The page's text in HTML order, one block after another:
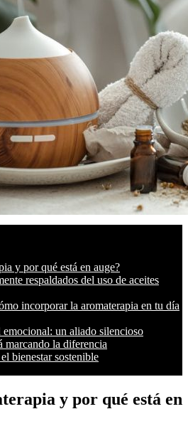
y por qué está en auge?
respaldados del uso de aceites
incorporar la aromaterapia en tu día
un aliado silencioso
marcando la diferencia
bienestar sostenible
y por qué está en